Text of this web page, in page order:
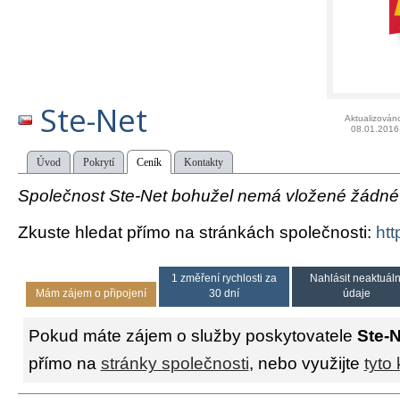
Ste-Net
08.01.2016
Úvod Pokrytí Ceník Kontakty
Společnost Ste-Net bohužel nemá vložené
Zkuste hledat přímo na stránkách společnosti:
Mám zájem o připojení
1 změření rychlosti za
30 dní
Nahlásit
údaje
Pokud máte zájem o služby poskytovatele Ste-
přímo na stránky společnosti, nebo využijte tyto